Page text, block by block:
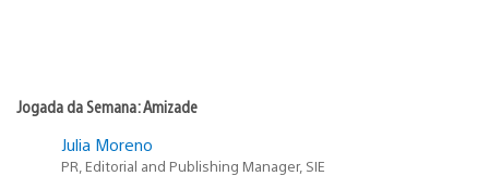
Jogada da Semana: Amizade
Julia Moreno
PR, Editorial and Publishing Manager, SIE